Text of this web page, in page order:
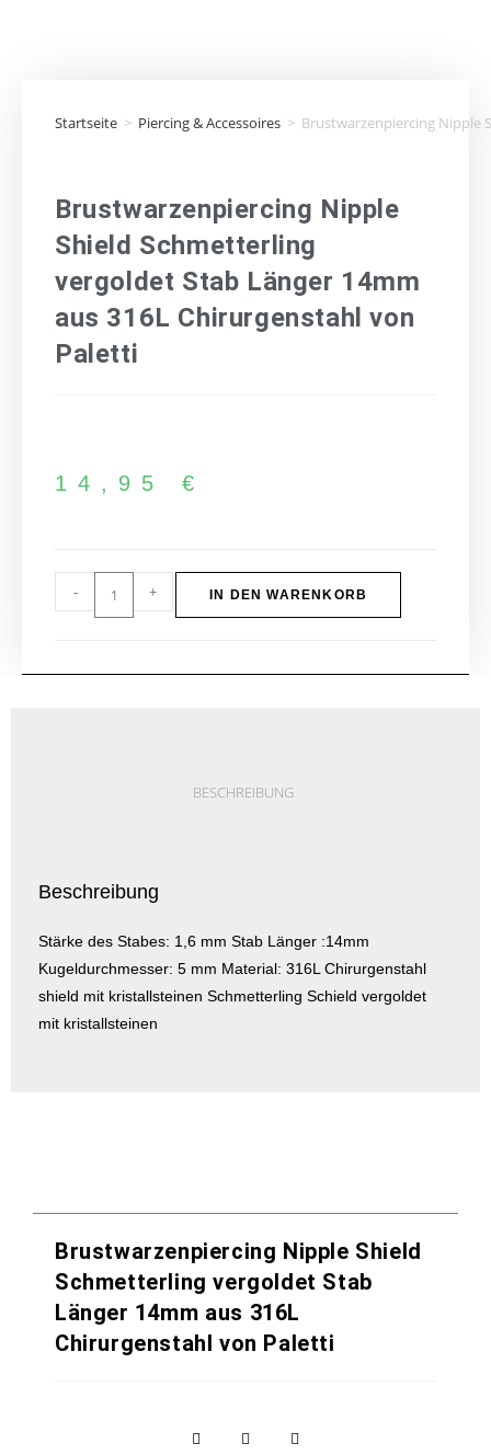
Startseite > Piercing & Accessoires > Brustwarzenpiercing Nipple
Brustwarzenpiercing Nipple
Shield Schmetterling
vergoldet Stab Länger 14mm
aus 316L Chirurgenstahl von
Paletti
14,95 €
- + IN DEN WARENKORB
BESCHREIBUNG
Beschreibung
Stärke des Stabes: 1,6 mm Stab Länger :14mm
Kugeldurchmesser: 5 mm Material: 316L Chirurgenstahl
shield mit kristallsteinen Schmetterling Schield vergoldet
mit kristallsteinen
Brustwarzenpiercing Nipple Shield
Schmetterling vergoldet Stab
Länger 14mm aus 316L
Chirurgenstahl von Paletti